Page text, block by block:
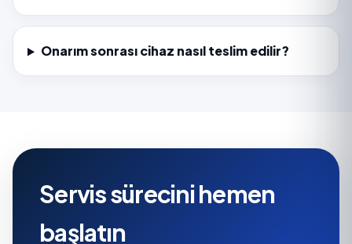
Onarım sonrası cihaz nasıl teslim edilir?
Servis sürecini hemen
başlatın